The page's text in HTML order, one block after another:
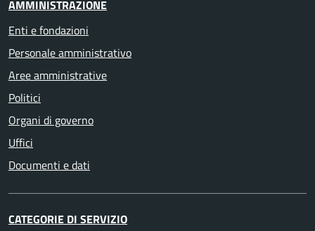
AMMINISTRAZIONE
Enti e fondazioni
Personale amministrativo
Aree amministrative
Politici
Organi di governo
Uffici
Documenti e dati
CATEGORIE DI SERVIZIO